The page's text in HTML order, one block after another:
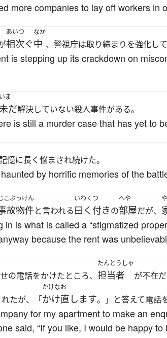
more companies to lay off workers in
あいつ
相次ぐ
なか
中 、警視庁は取り締まりを強化して
is stepping up its crackdown on
いま
だ解決していない殺人事件がある。
is still a murder case that has yet to
憶に長く悩まされ続けた。
by horrific memories of the
こぶっけん
故物件と言われる
いわくつ
曰く付きの
へや
部屋だが、
is what is called a “stigmatized
because the rent was
の電話をかけたところ、
たんとうしゃ
担当者 が不在
たが、「
かけなお
かけ直します。」と答えて電話
for my apartment to make an
said, “If you like, I would be happy